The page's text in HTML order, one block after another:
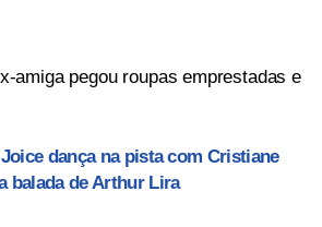
amiga pegou roupas emprestadas e
Joice dança na pista com Cristiane
balada de Arthur Lira